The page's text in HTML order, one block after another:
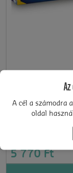
LEGO®
5 770 Ft
A cél a számodra
oldal